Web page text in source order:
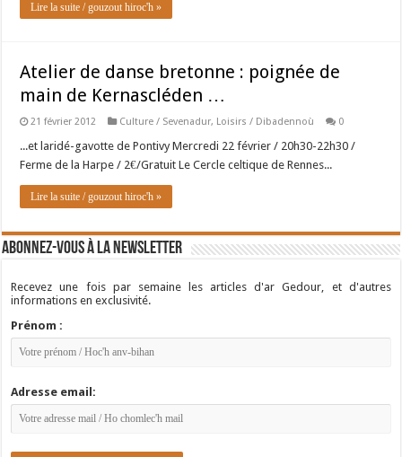
Lire la suite / gouzout hiroc'h »
Atelier de danse bretonne : poignée de
main de Kernascléden …
21 février 2012 Culture / Sevenadur, Loisirs / Dibadennoù 0
...et laridé-gavotte de Pontivy Mercredi 22 février / 20h30-22h30 /
Ferme de la Harpe / 2€/Gratuit Le Cercle celtique de Rennes...
Lire la suite / gouzout hiroc'h »
Abonnez-vous à la newsletter
Recevez une fois par semaine les articles d'ar Gedour, et d'autres
informations en exclusivité.
Prénom :
Adresse email: